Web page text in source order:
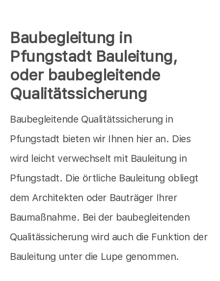
Baubegleitung in
Pfungstadt Bauleitung,
oder baubegleitende
Qualitätssicherung
Baubegleitende Qualitätssicherung in
Pfungstadt bieten wir Ihnen hier an. Dies
wird leicht verwechselt mit Bauleitung in
Pfungstadt. Die örtliche Bauleitung obliegt
dem Architekten oder Bauträger Ihrer
Baumaßnahme. Bei der baubegleitenden
Qualitässicherung wird auch die Funktion der
Bauleitung unter die Lupe genommen.